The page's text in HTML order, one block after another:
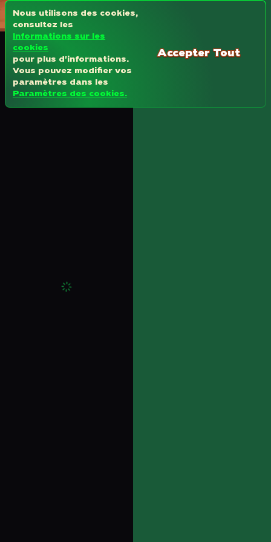
Nous utilisons des cookies,
consultez les
Informations sur les
cookies
pour plus d'informations.
Vous pouvez modifier vos
paramètres dans les
Paramètres des cookies.
Accepter Tout